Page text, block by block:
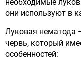
они используют в
Луковая нематода
червь, который
особенностей: